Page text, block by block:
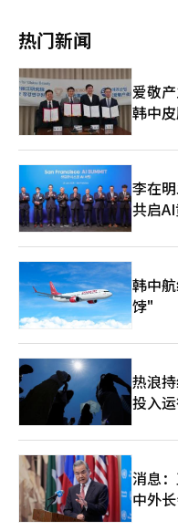
损失也可能扩大。” 接着，홈플러스呼吁梅里茨考虑社会责任，作
加资金支持持谨慎态度。业
接贷款的同时，向MBK伙
被接受。 因此，梅里茨在홈플러스的复苏可能性不确定的情况下，
担心背信争议和股东反对
贷款，可能会引发管理层
保等安全措施。 作为替代方案，홈플러스提出对信托房地产的次级
收益权质权设定，但梅里
人工智能（AI）系统翻译与
运营资金（DIP融资）应仅
出了如此艰难的决定，零售
来，Homeplus尝试了多种
争对手的市场份额扩大，使
在与供应商恢复信任的紧迫
供应，将成为复苏成功的关
弃工资是对复苏可能性的最
现在是债权人Meritz金融集
燃经营正常化火种的时候了
仪式上强调的“劳资共生
验。工会放弃工资，呼吁
艰难决定能否成为
本报道经人工智能（AI）系
热门新闻
爱敬
韩中
李在
共启
韩中
饽"
热浪
投入
消息
中外